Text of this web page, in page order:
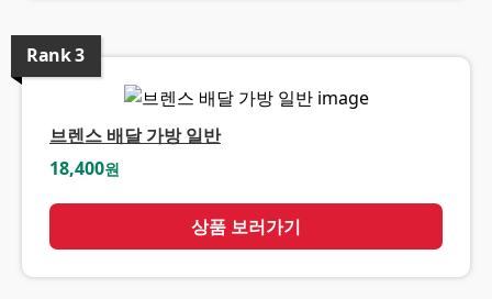
Rank3
브렌스 배달 가방 일반
18,400원
상품 보러가기